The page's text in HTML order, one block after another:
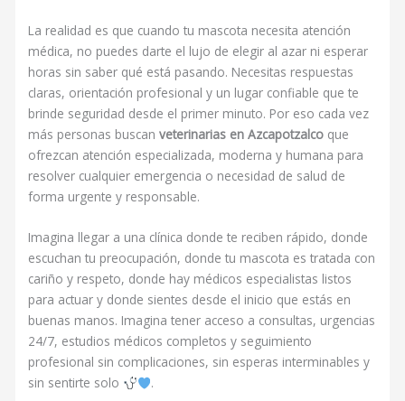
La realidad es que cuando tu mascota necesita atención
médica, no puedes darte el lujo de elegir al azar ni esperar
horas sin saber qué está pasando. Necesitas respuestas
claras, orientación profesional y un lugar confiable que te
brinde seguridad desde el primer minuto. Por eso cada vez
más personas buscanveterinarias en Azcapotzalco que
ofrezcan atención especializada, moderna y humana para
resolver cualquier emergencia o necesidad de salud de
forma urgente y responsable.
Imagina llegar a una clínica donde te reciben rápido, donde
escuchan tu preocupación, donde tu mascota es tratada con
cariño y respeto, donde hay médicos especialistas listos
para actuar y donde sientes desde el inicio que estás en
buenas manos. Imagina tener acceso a consultas, urgencias
24/7, estudios médicos completos y seguimiento
profesional sin complicaciones, sin esperas interminables y
sin sentirte solo
.